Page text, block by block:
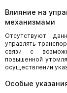
Влияние на
механизмами
Отсутствуют
управлять
связи с
повышенной
осуществлении
Особые